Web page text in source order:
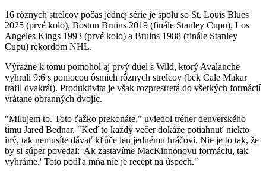
16 rôznych strelcov počas jednej série je spolu so St. Louis Blues
2025 (prvé kolo), Boston Bruins 2019 (finále Stanley Cupu), Los
Angeles Kings 1993 (prvé kolo) a Bruins 1988 (finále Stanley
Cupu) rekordom NHL.
Výrazne k tomu pomohol aj prvý duel s Wild, ktorý Avalanche
vyhrali 9:6 s pomocou ôsmich rôznych strelcov (bek Cale Makar
trafil dvakrát). Produktivita je však rozprestretá do všetkých formácií
vrátane obranných dvojíc.
"Milujem to. Toto ťažko prekonáte," uviedol tréner denverského
tímu Jared Bednar. "Keď to každý večer dokáže potiahnuť niekto
iný, tak nemusíte dávať kľúče len jednému hráčovi. Nie je to tak, že
by si súper povedal: 'Ak zastavíme MacKinnonovu formáciu, tak
vyhráme.' Toto podľa mňa nie je recept na úspech."